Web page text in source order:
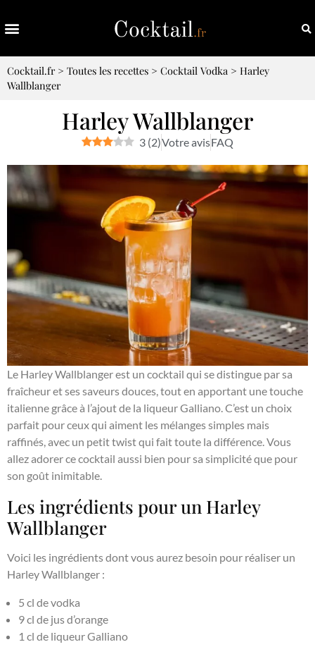
Cocktail.fr> Toutes les recettes > Cocktail Vodka > Harley
Wallblanger
Harley Wallblanger
3 (2)Votre avisFAQ
Le Harley Wallblanger est un cocktail qui se distingue par sa
fraîcheur et ses saveurs douces, tout en apportant une touche
italienne grâce à l’ajout de la liqueur Galliano. C’est un choix
parfait pour ceux qui aiment les mélanges simples mais
raffinés, avec un petit twist qui fait toute la différence. Vous
allez adorer ce cocktail aussi bien pour sa simplicité que pour
son goût inimitable.
Les ingrédients pour un Harley
Wallblanger
Voici les ingrédients dont vous aurez besoin pour réaliser un
Harley Wallblanger :
5 cl de vodka
9 cl de jus d’orange
1 cl de liqueur Galliano